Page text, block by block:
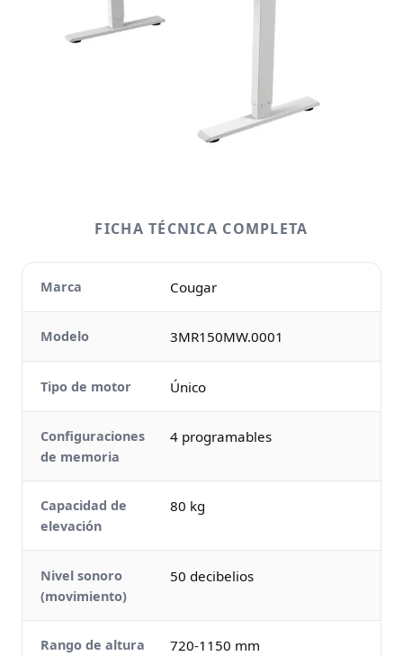
FICHA TÉCNICA COMPLETA
Marca Cougar
Modelo 3MR150MW.0001
Tipo de motor Único
Configuraciones
de memoria
4 programables
Capacidad de
elevación
80 kg
Nivel sonoro
(movimiento)
50 decibelios
Rango de altura
720-1150 mm